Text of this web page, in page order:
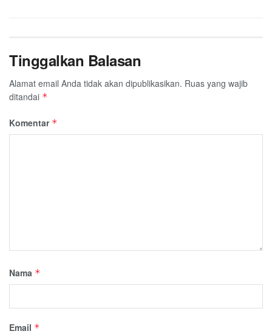
Tinggalkan Balasan
Alamat email Anda tidak akan dipublikasikan. Ruas yang wajib
ditandai *
Komentar *
Nama *
Email *